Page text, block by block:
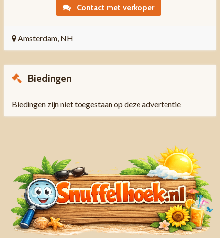
Contact met verkoper
Amsterdam, NH
Biedingen
Biedingen zijn niet toegestaan op deze advertentie